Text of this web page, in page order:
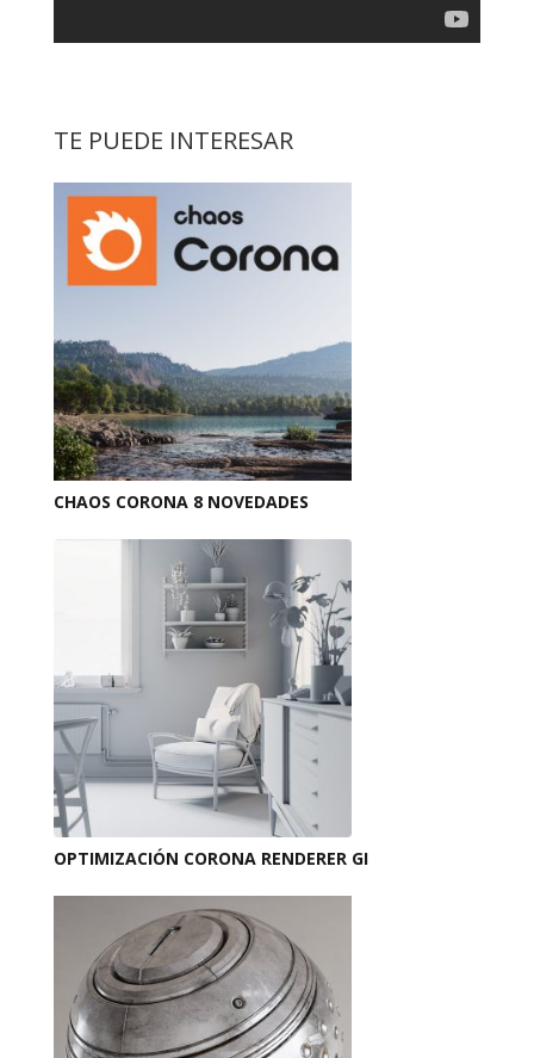
TE PUEDE INTERESAR
CHAOS CORONA 8 NOVEDADES
OPTIMIZACIÓN CORONA RENDERER GI